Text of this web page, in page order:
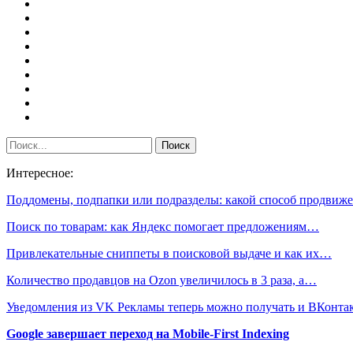
Интересное:
Поддомены, подпапки или подразделы: какой способ
Поиск по товарам: как Яндекс помогает предложениям…
Привлекательные сниппеты в поисковой выдаче и как их…
Количество продавцов на Ozon увеличилось в 3 раза, а…
Уведомления из VK Рекламы теперь можно получать и
Google завершает переход на Mobile-First Indexing